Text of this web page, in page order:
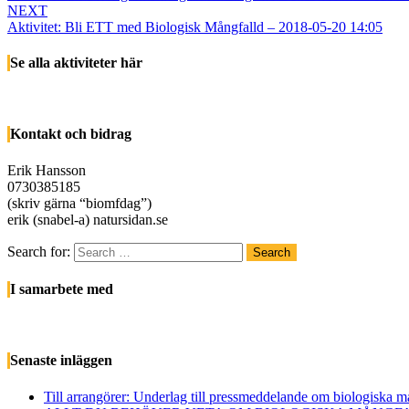
NEXT
Aktivitet: Bli ETT med Biologisk Mångfalld – 2018-05-20 14:05
Se alla aktiviteter här
Kontakt och bidrag
Erik Hansson
0730385185
(skriv gärna “biomfdag”)
erik (snabel-a) natursidan.se
Search for: Search
I samarbete med
Senaste inläggen
Till arrangörer: Underlag till pressmeddelande om biologiska